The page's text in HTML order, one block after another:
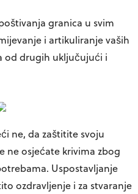
granica u svim
i artikuliranje vaših
od drugih uključujući i
ne, da zaštitite svoju
ne osjećate krivima zbog
Uspostavljanje
ozdravljenje i za stvaranje